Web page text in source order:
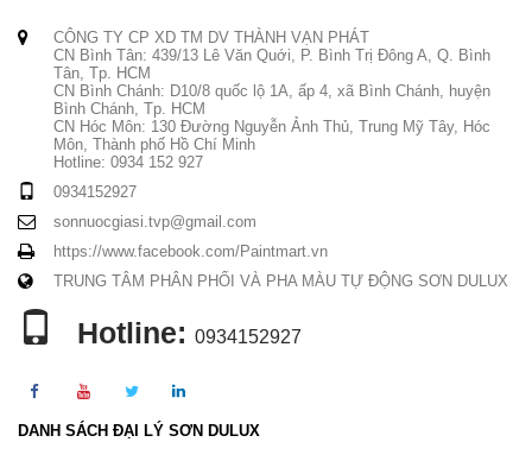
CÔNG TY CP XD TM DV THÀNH VẠN PHÁT
CN Bình Tân: 439/13 Lê Văn Quới, P. Bình Trị Đông A, Q. Bình
Tân, Tp. HCM
CN Bình Chánh: D10/8 quốc lộ 1A, ấp 4, xã Bình Chánh, huyện
Bình Chánh, Tp. HCM
CN Hóc Môn: 130 Đường Nguyễn Ảnh Thủ, Trung Mỹ Tây, Hóc
Môn, Thành phố Hồ Chí Minh
Hotline: 0934 152 927
0934152927
sonnuocgiasi.tvp@gmail.com
https://www.facebook.com/Paintmart.vn
TRUNG TÂM PHÂN PHỐI VÀ PHA MÀU TỰ ĐỘNG SƠN DULUX
Hotline: 0934152927
DANH SÁCH ĐẠI LÝ SƠN DULUX